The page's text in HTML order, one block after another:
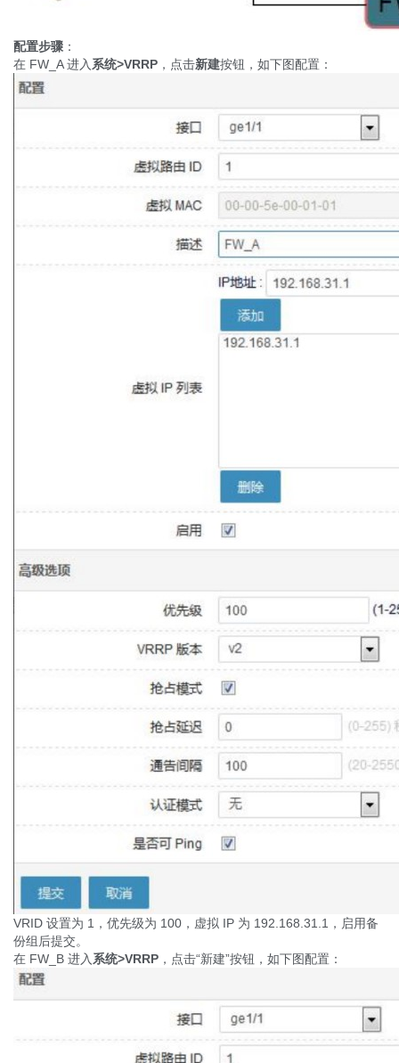
配置步骤 ：
在 FW_A 进入 系统>VRRP ，点击新建按钮，如下图配置：
VRID 设置为 1，优先级为 100，虚拟 IP 为 192.168.31.1，启用备
份组后提交。
在 FW_B 进入 系统>VRRP ，点击“新建”按钮，如下图配置：